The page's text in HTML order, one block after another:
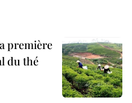
première
du thé